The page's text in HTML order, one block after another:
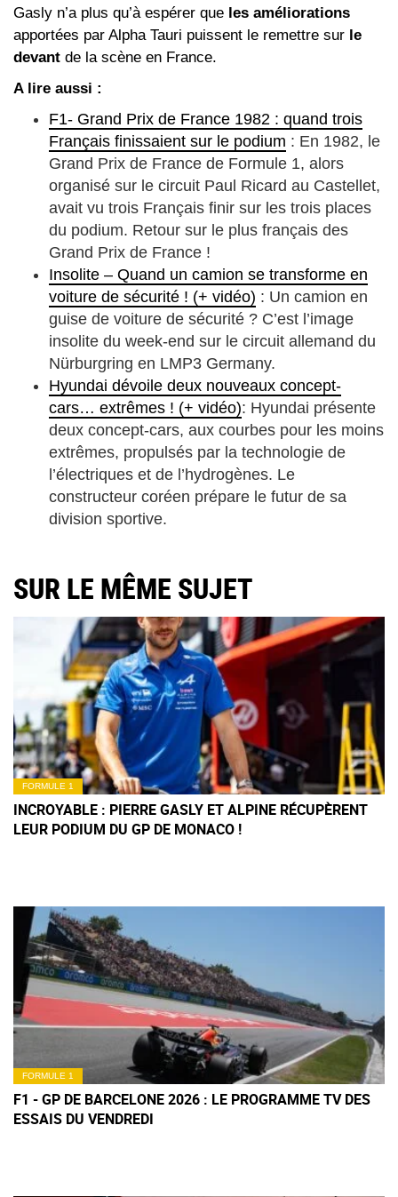
Gasly n’a plus qu’à espérer que les améliorations
apportées par Alpha Tauri puissent le remettre sur le
devant de la scène en France.
A lire aussi :
F1- Grand Prix de France 1982 : quand trois
Français finissaient sur le podium : En 1982, le
Grand Prix de France de Formule 1, alors
organisé sur le circuit Paul Ricard au Castellet,
avait vu trois Français finir sur les trois places
du podium. Retour sur le plus français des
Grand Prix de France !
Insolite – Quand un camion se transforme en
voiture de sécurité ! (+ vidéo) : Un camion en
guise de voiture de sécurité ? C’est l’image
insolite du week-end sur le circuit allemand du
Nürburgring en LMP3 Germany.
Hyundai dévoile deux nouveaux concept-
cars… extrêmes ! (+ vidéo): Hyundai présente
deux concept-cars, aux courbes pour les moins
extrêmes, propulsés par la technologie de
l’électriques et de l’hydrogènes. Le
constructeur coréen prépare le futur de sa
division sportive.
SUR LE MÊME SUJET
FORMULE 1
INCROYABLE : PIERRE GASLY ET ALPINE RÉCUPÈRENT
LEUR PODIUM DU GP DE MONACO !
FORMULE 1
F1 - GP DE BARCELONE 2026 : LE PROGRAMME TV DES
ESSAIS DU VENDREDI